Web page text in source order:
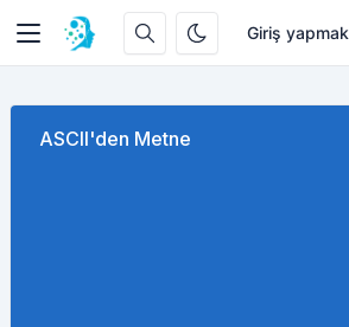
Giriş yapmak
ASCII'den Metne